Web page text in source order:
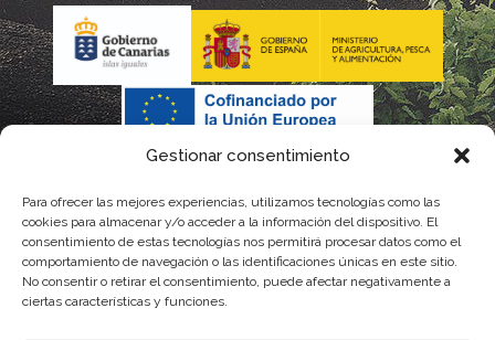
Gestionar consentimiento
Para ofrecer las mejores experiencias, utilizamos tecnologías como las
cookies para almacenar y/o acceder a la información del dispositivo. El
consentimiento de estas tecnologías nos permitirá procesar datos como el
comportamiento de navegación o las identificaciones únicas en este sitio.
No consentir o retirar el consentimiento, puede afectar negativamente a
ciertas características y funciones.
La gestión de la DOP Lanzarote realizada por este Consejo Regulador es financiada,